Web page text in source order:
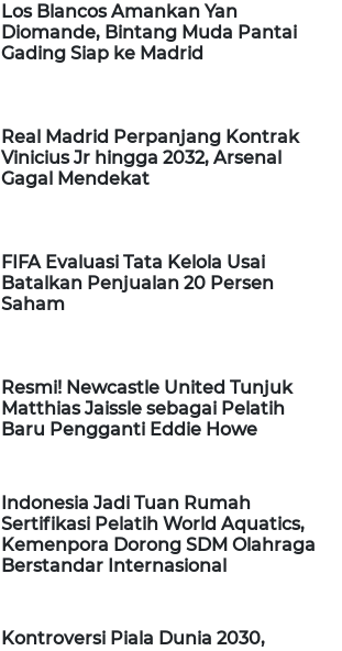
Los Blancos Amankan Yan
Diomande, Bintang Muda Pantai
Gading Siap ke Madrid
Real Madrid Perpanjang Kontrak
Vinicius Jr hingga 2032, Arsenal
Gagal Mendekat
FIFA Evaluasi Tata Kelola Usai
Batalkan Penjualan 20 Persen
Saham
Resmi! Newcastle United Tunjuk
Matthias Jaissle sebagai Pelatih
Baru Pengganti Eddie Howe
Indonesia Jadi Tuan Rumah
Sertifikasi Pelatih World Aquatics,
Kemenpora Dorong SDM Olahraga
Berstandar Internasional
Kontroversi Piala Dunia 2030,